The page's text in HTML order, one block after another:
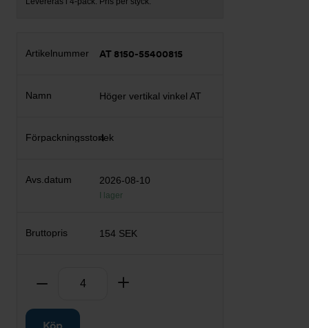
AT 8150-55400815
Höger vertikal vinkel AT
4
2026-08-10
I lager
154 SEK
Ta bort
Köp